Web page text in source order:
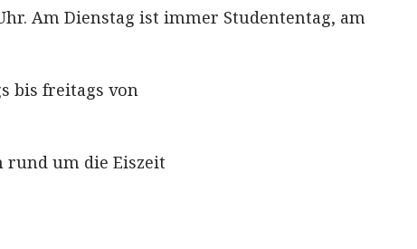
Am Dienstag ist immer Studententag, am
bis freitags von
um die Eiszeit